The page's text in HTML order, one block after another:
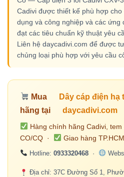
Cadivi được thiết kế phù hợp
dụng và công nghiệp và các
đạt các tiêu chuẩn kỹ thuật yêu
Liên hệ daycadivi.com để được
chủng loại phù hợp với yêu cầu
Mua Dây cáp điện hạ
hãng tại
daycadivi.com
Hàng chính hãng Cadivi,
CO/CQ ·
Giao hàng
Hotline: 0933320468·
Địa chỉ: 37C Đường Số 1,